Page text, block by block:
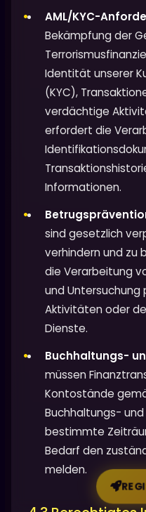
AML/KYC-
Bekämpfung der
Identität unserer
(KYC),
verdächtige
erfordert die
Informationen.
sind gesetzlich
verhindern und zu
die Verarbeitung
und
Aktivitäten oder
Dienste.
Buchhaltungs-
müssen
Kontostände
Buchhaltungs-
bestimmte
Bedarf den
melden.